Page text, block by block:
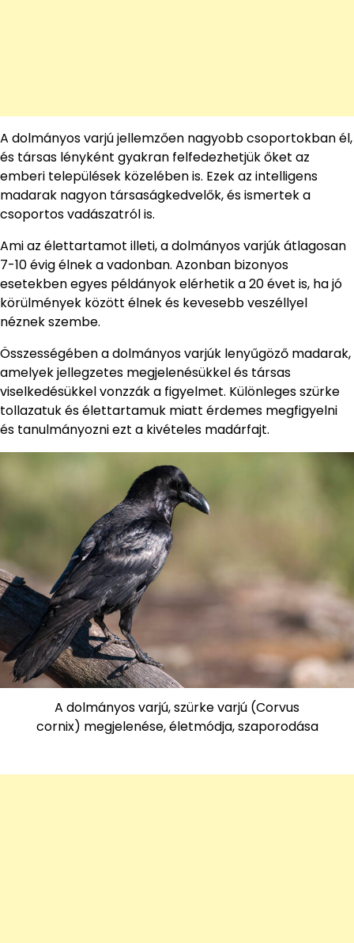
A dolmányos varjú jellemzően nagyobb csoportokban él,
és társas lényként gyakran felfedezhetjük őket az
emberi települések közelében is. Ezek az intelligens
madarak nagyon társaságkedvelők, és ismertek a
csoportos vadászatról is.
Ami az élettartamot illeti, a dolmányos varjúk átlagosan
7-10 évig élnek a vadonban. Azonban bizonyos
esetekben egyes példányok elérhetik a 20 évet is, ha jó
körülmények között élnek és kevesebb veszéllyel
néznek szembe.
Összességében a dolmányos varjúk lenyűgöző madarak,
amelyek jellegzetes megjelenésükkel és társas
viselkedésükkel vonzzák a figyelmet. Különleges szürke
tollazatuk és élettartamuk miatt érdemes megfigyelni
és tanulmányozni ezt a kivételes madárfajt.
A dolmányos varjú, szürke varjú (Corvus
cornix) megjelenése, életmódja, szaporodása